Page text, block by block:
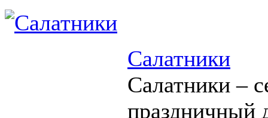
Салатники
Салатники –
праздничный